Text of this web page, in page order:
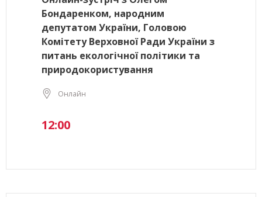
Бондаренком, народним
депутатом України, Головою
Комітету Верховної Ради України з
питань екологічної політики та
природокористування
Онлайн
12:00